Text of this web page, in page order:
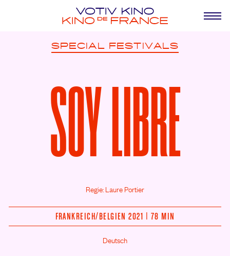
SPECIAL FESTIVALS
SOY LIBRE
Regie: Laure Portier
FRANKREICH/BELGIEN 2021 | 78 MIN
Deutsch